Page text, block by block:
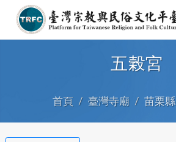
五榖宮
首頁 臺灣寺廟 苗栗縣